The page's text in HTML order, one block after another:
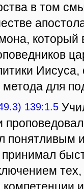
в том
который
Иисуса,
метода для
139:1.5
понятливым